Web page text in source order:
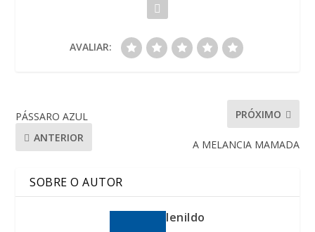
AVALIAR:
PÁSSARO AZUL
ANTERIOR
PRÓXIMO
A MELANCIA MAMADA
SOBRE O AUTOR
lenildo